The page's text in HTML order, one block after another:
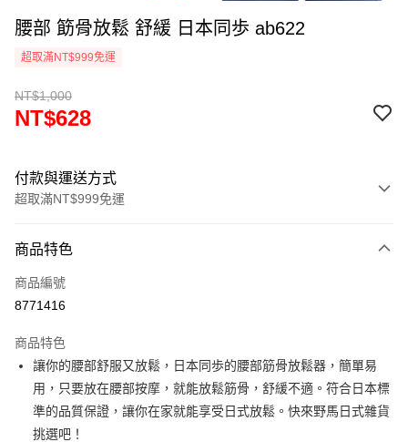
腰部 筯骨放鬆 舒緩 日本同歩 ab622
超取滿NT$999免運
NT$1,000
NT$628
付款與運送方式
超取滿NT$999免運
信用卡一次付款
信用卡分期付款
合作金庫商業銀行
華南商業銀行
彰化商業銀行
上海商業儲蓄銀行
台北富邦商業銀行
國泰世華商業銀行
兆豐國際商業銀行
臺灣中小企業銀行
超商取貨付款
LINE Pay
Apple Pay
商品特色
商品編號
8771416
商品特色
讓你的腰部舒服又放鬆，日本同歩的腰部筋骨放鬆器，簡單易
用，只要放在腰部按摩，就能放鬆筋骨，舒緩不適。符合日本標
準的品質保證，讓你在家就能享受日式放鬆。快來野馬日式雜貨
挑選吧！